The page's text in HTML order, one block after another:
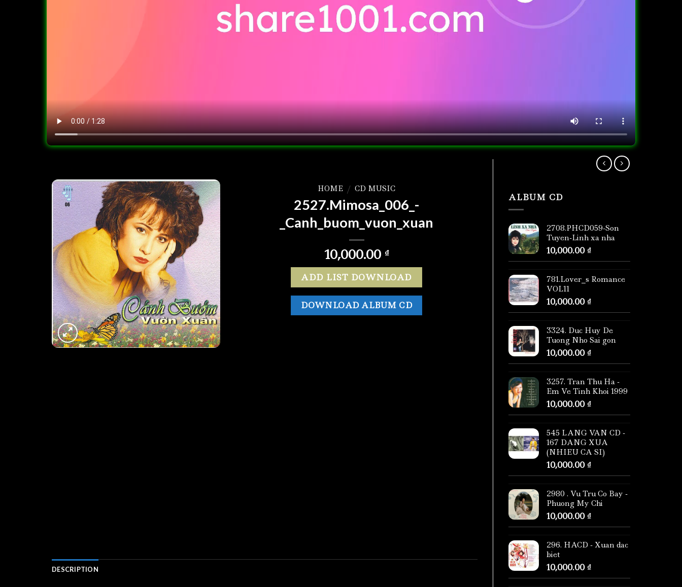
ALBUM CD
2708.PHCD059-Son
Tuyen-Linh xa nha
10,000.00 ₫
781.Lover_s Romance
VOL11
10,000.00 ₫
3324. Duc Huy De
Tuong Nho Sai gon
10,000.00 ₫
3257. Tran Thu Ha -
Em Ve Tinh Khoi 1999
10,000.00 ₫
545 LANG VAN CD -
167 DANG XUA
(NHIEU CA SI)
10,000.00 ₫
2980 . Vu Tru Co Bay -
Phuong My Chi
10,000.00 ₫
296. HACD - Xuan dac
biet
10,000.00 ₫
HOME / CD MUSIC
2527.Mimosa_006_-
_Canh_buom_vuon_xuan
10,000.00 ₫
ADD LIST DOWNLOAD
DOWNLOAD ALBUM CD
DESCRIPTION